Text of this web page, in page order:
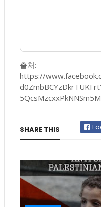
출처:
https://
SHARE THIS